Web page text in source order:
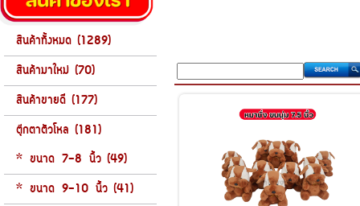
สินค้าทั้งหมด (1289)
สินค้ามาใหม่ (70)
สินค้าขายดี (177)
ตุ๊กตาตัวโหล (181)
* ขนาด 7-8 นิ้ว (49)
* ขนาด 9-10 นิ้ว (41)